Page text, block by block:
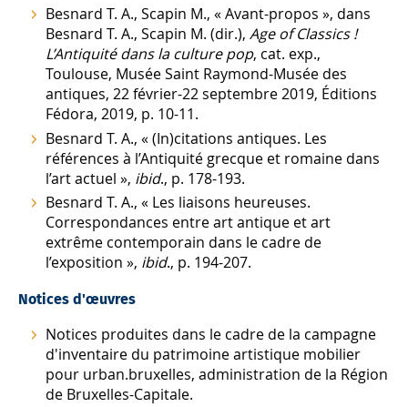
Besnard T. A., Scapin M., « Avant-propos », dans
Besnard T. A., Scapin M. (dir.), Age of Classics !
L’Antiquité dans la culture pop, cat. exp.,
Toulouse, Musée Saint Raymond-Musée des
antiques, 22 février-22 septembre 2019, Éditions
Fédora, 2019, p. 10-11.
Besnard T. A., « (In)citations antiques. Les
références à l’Antiquité grecque et romaine dans
l’art actuel », ibid., p. 178-193.
Besnard T. A., « Les liaisons heureuses.
Correspondances entre art antique et art
extrême contemporain dans le cadre de
l’exposition », ibid., p. 194-207.
Notices d'œuvres
Notices produites dans le cadre de la campagne
d'inventaire du patrimoine artistique mobilier
pour urban.bruxelles, administration de la Région
de Bruxelles-Capitale.